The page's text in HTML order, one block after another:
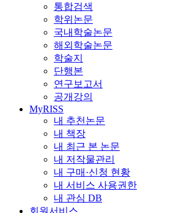
통합검색
학위논문
국내학술논문
해외학술논문
학술지
단행본
연구보고서
공개강의
MyRISS
내 추천논문
내 책장
내 최근 본 논문
내 저작물관리
내 구매·신청 현황
내 서비스 사용권한
내 관심 DB